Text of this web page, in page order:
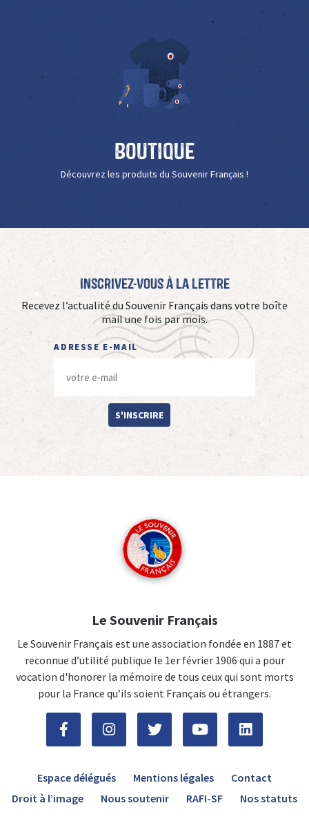
Boutique
Découvrez les produits du Souvenir Français !
Inscrivez-vous à La Lettre
Recevez l’actualité du Souvenir Français dans votre boîte
mail une fois par mois.
ADRESSE E-MAIL
S'INSCRIRE
Le Souvenir Français
Le Souvenir Français est une association fondée en 1887 et
reconnue d’utilité publique le 1er février 1906 qui a pour
vocation d'honorer la mémoire de tous ceux qui sont morts
pour la France qu’ils soient Français ou étrangers.
Espace délégués Mentions légales
Contact
Droit à l’image
Nous soutenir RAFI-SF Nos statuts